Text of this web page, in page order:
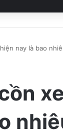
nay là bao